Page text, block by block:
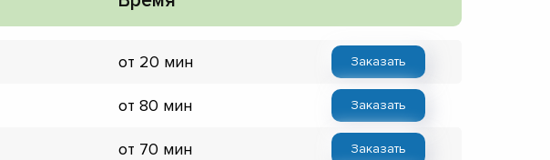
от 20 мин Заказать
от 80 мин Заказать
от 70 мин Заказать